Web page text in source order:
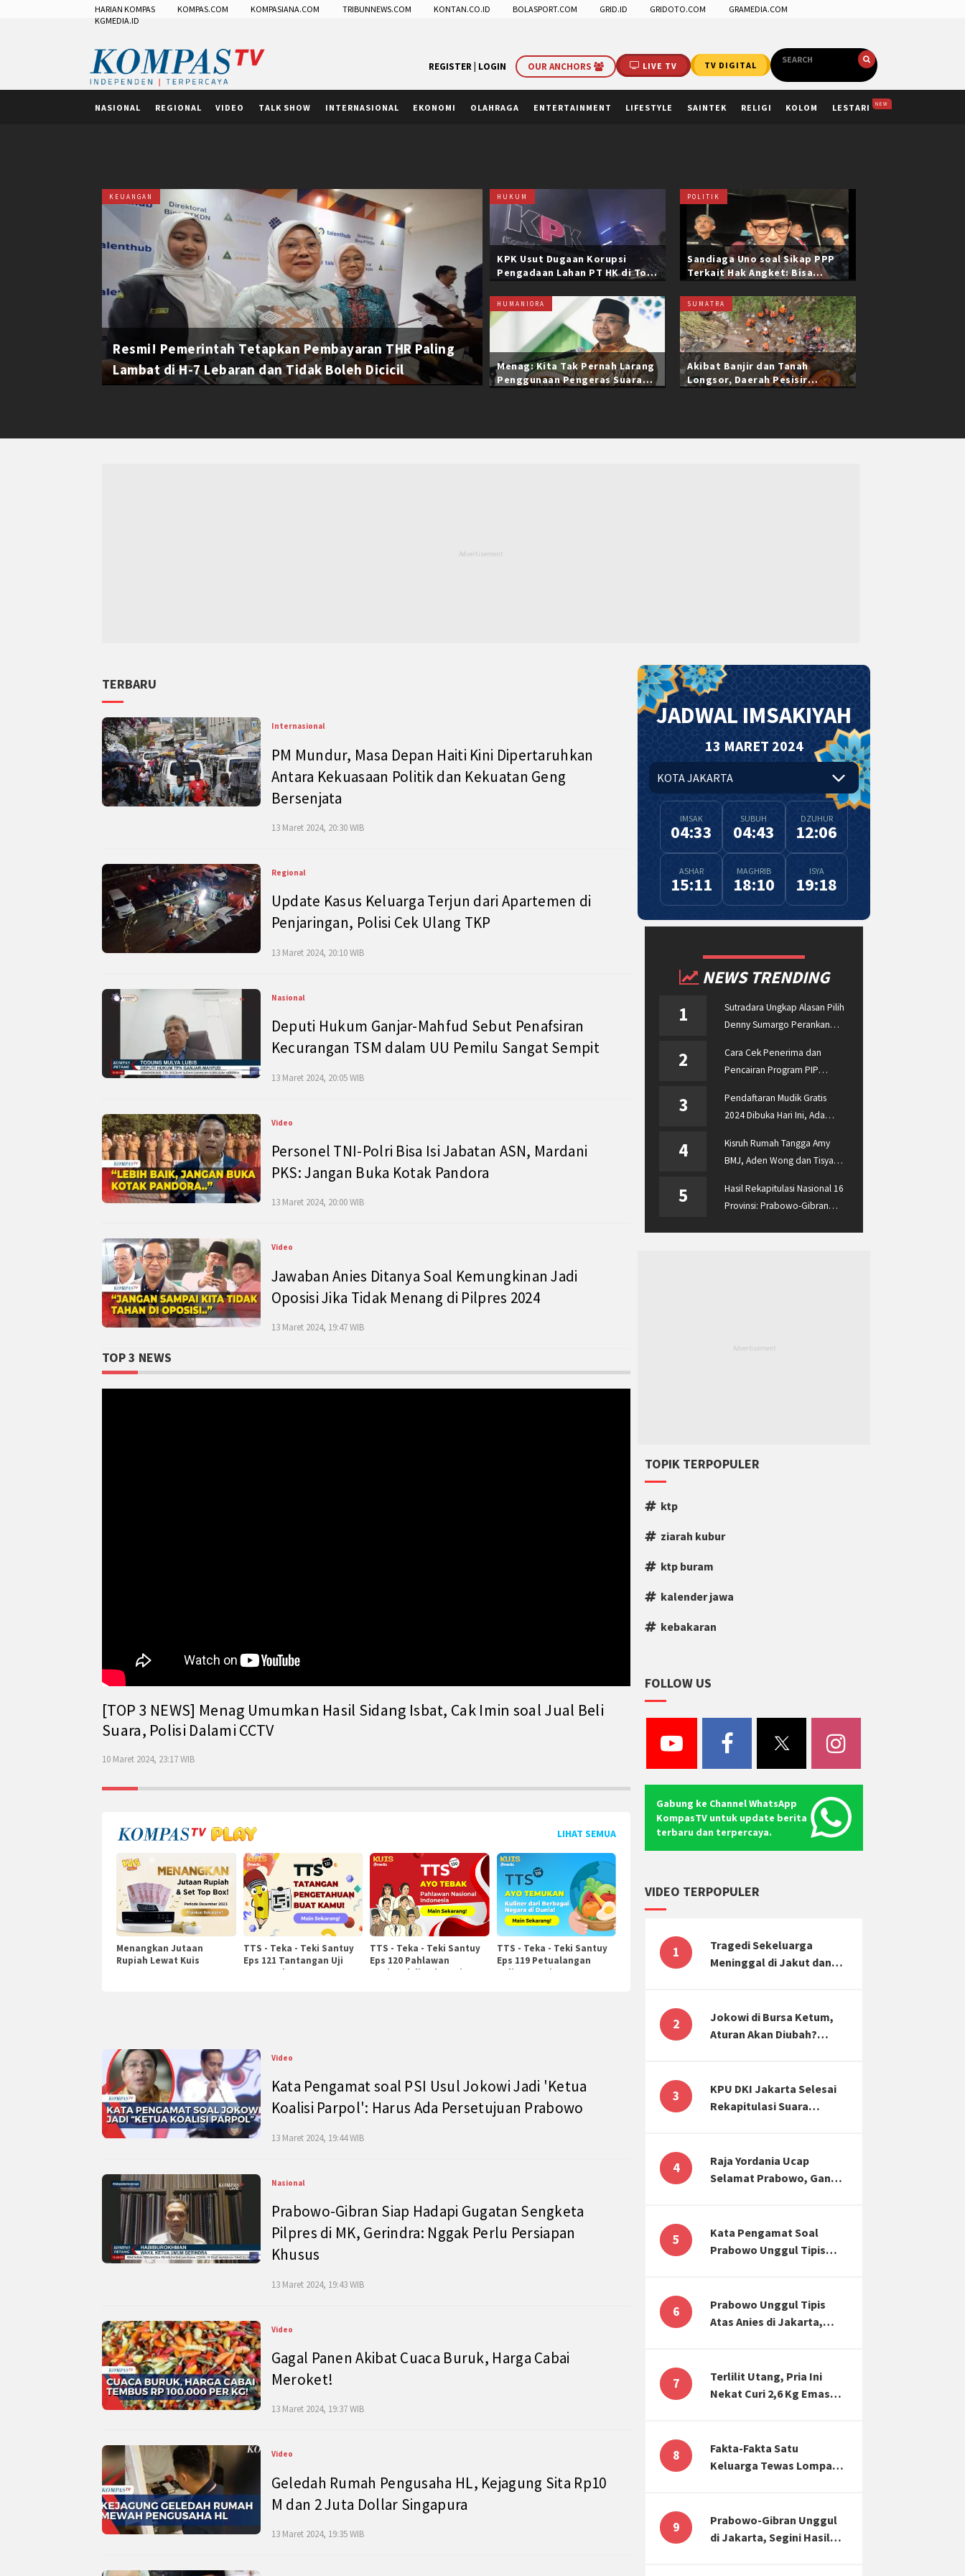
HARIAN KOMPAS KOMPAS.COM KOMPASIANA.COM TRIBUNNEWS.COM KONTAN.CO.ID BOLASPORT.COM GRID.ID GRIDOTO.COM
GRAMEDIA.COM
KGMEDIA.ID
LIVE TV TV DIGITAL
REGISTER | LOGIN OUR ANCHORS
NASIONAL REGIONAL VIDEO TALK SHOW INTERNASIONAL EKONOMI OLAHRAGA ENTERTAINMENT LIFESTYLE SAINTEK RELIGI KOLOM LESTARI NEW
KEUANGAN
Resmi! Pemerintah Tetapkan Pembayaran THR Paling
Lambat di H-7 Lebaran dan Tidak Boleh Dicicil
HUKUM
KPK Usut Dugaan Korupsi
Pengadaan Lahan PT HK di Tol
Belasan Miliar
POLITIK
Sandiaga Uno soal Sikap PPP
Terkait Hak Angket: Bisa
HUMANIORA
Menag: Kita Tak Pernah Larang
Penggunaan Pengeras Suara
SUMATRA
Akibat Banjir dan Tanah
Longsor, Daerah Pesisir
TERBARU
Internasional
PM Mundur, Masa Depan Haiti Kini Dipertaruhkan
Antara Kekuasaan Politik dan Kekuatan Geng
Bersenjata
13 Maret 2024, 20:30 WIB
Regional
Update Kasus Keluarga Terjun dari Apartemen di
Penjaringan, Polisi Cek Ulang TKP
13 Maret 2024, 20:10 WIB
Nasional
Deputi Hukum Ganjar-Mahfud Sebut Penafsiran
Kecurangan TSM dalam UU Pemilu Sangat Sempit
13 Maret 2024, 20:05 WIB
Video
Personel TNI-Polri Bisa Isi Jabatan ASN, Mardani
PKS: Jangan Buka Kotak Pandora
13 Maret 2024, 20:00 WIB
Video
Jawaban Anies Ditanya Soal Kemungkinan Jadi
Oposisi Jika Tidak Menang di Pilpres 2024
13 Maret 2024, 19:47 WIB
TOP 3 NEWS
[TOP 3 NEWS] Menag Umumkan Hasil Sidang Isbat, Cak Imin soal Jual Beli
Suara, Polisi Dalami CCTV
10 Maret 2024, 23:17 WIB
LIHAT SEMUA
Menangkan Jutaan
Rupiah Lewat Kuis
TTS - Teka - Teki Santuy
Eps 121 Tantangan Uji
Pengetahuan
TTS - Teka - Teki Santuy
Eps 120 Pahlawan
Nasional di Indonesia
TTS - Teka - Teki Santuy
Eps 119 Petualangan
Kuliner Dunia
Video
Kata Pengamat soal PSI Usul Jokowi Jadi 'Ketua
Koalisi Parpol': Harus Ada Persetujuan Prabowo
13 Maret 2024, 19:44 WIB
Nasional
Prabowo-Gibran Siap Hadapi Gugatan Sengketa
Pilpres di MK, Gerindra: Nggak Perlu Persiapan
Khusus
13 Maret 2024, 19:43 WIB
Video
Gagal Panen Akibat Cuaca Buruk, Harga Cabai
Meroket!
13 Maret 2024, 19:37 WIB
Video
Geledah Rumah Pengusaha HL, Kejagung Sita Rp10
M dan 2 Juta Dollar Singapura
13 Maret 2024, 19:35 WIB
JADWAL IMSAKIYAH
13 MARET 2024
IMSAK
04:33
SUBUH
04:43
DZUHUR
12:06
ASHAR
15:11
MAGHRIB
18:10
ISYA
19:18
NEWS TRENDING
1
Sutradara Ungkap Alasan Pilih
Denny Sumargo Perankan
2
Cara Cek Penerima dan
Pencairan Program PIP
pip.kemdikbud.go.id
3
Pendaftaran Mudik Gratis
2024 Dibuka Hari Ini, Ada
Jateng dan Dishub Jatim
4
Kisruh Rumah Tangga Amy
BMJ, Aden Wong dan Tisya
Malaysia dan Singapura
5
Hasil Rekapitulasi Nasional 16
Provinsi: Prabowo-Gibran
TOPIK TERPOPULER
ktp
ziarah kubur
ktp buram
kalender jawa
kebakaran
FOLLOW US
Gabung ke Channel WhatsApp
KompasTV untuk update berita
terbaru dan terpercaya.
VIDEO TERPOPULER
1
Tragedi Sekeluarga
Meninggal di Jakut dan
Mental-Finansial
2
Jokowi di Bursa Ketum,
Aturan Akan Diubah?
3
KPU DKI Jakarta Selesai
Rekapitulasi Suara
Ganjar
4
Raja Yordania Ucap
Selamat Prabowo, Ganjar
3 NEWS]
5
Kata Pengamat Soal
Prabowo Unggul Tipis
Effect
6
Prabowo Unggul Tipis
Atas Anies di Jakarta,
7
Terlilit Utang, Pria Ini
Nekat Curi 2,6 Kg Emas
8
Fakta-Fakta Satu
Keluarga Tewas Lompat
Kening
9
Prabowo-Gibran Unggul
di Jakarta, Segini Hasil